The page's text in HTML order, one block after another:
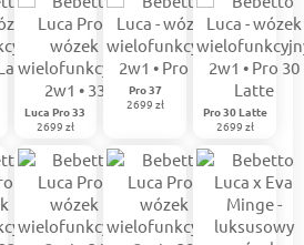
Luca Pro 33
2699 zł
Pro 37
2699 zł
Pro 30 Latte
2699 zł